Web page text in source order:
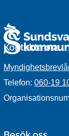
Kontakta oss
Telefon: 060-19